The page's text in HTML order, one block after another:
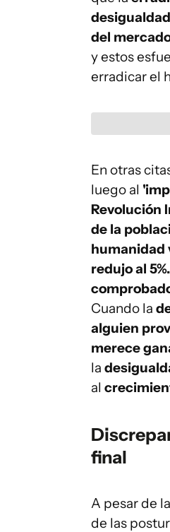
del
y estos
erradicar el
En otras
luego al
Revolución
de la
humanidad
redujo al 5%.
Cuando la
alguien
merece
la
al
final
A pesar de
de las